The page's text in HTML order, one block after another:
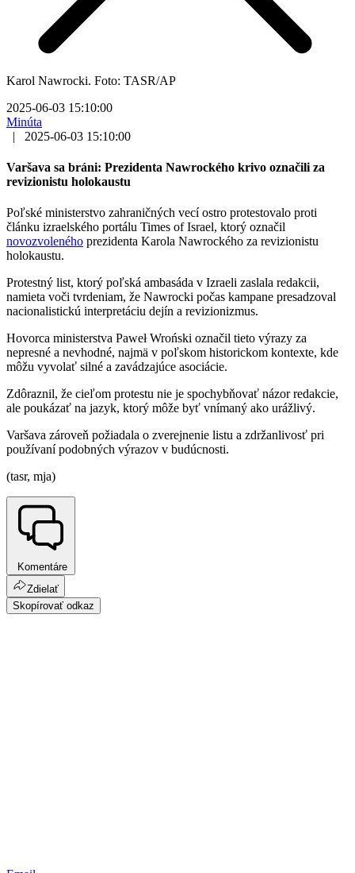
Karol Nawrocki. Foto: TASR/AP
2025-06-03 15:10:00
Minúta
|
2025-06-03 15:10:00
Varšava sa bráni: Prezidenta Nawrockého krivo označili za
revizionistu holokaustu
Poľské ministerstvo zahraničných vecí ostro protestovalo proti
článku izraelského portálu Times of Israel, ktorý označil
novozvoleného prezidenta Karola Nawrockého za revizionistu
holokaustu.
Protestný list, ktorý poľská ambasáda v Izraeli zaslala redakcii,
namieta voči tvrdeniam, že Nawrocki počas kampane presadzoval
nacionalistickú interpretáciu dejín a revizionizmus.
Hovorca ministerstva Paweł Wroński označil tieto výrazy za
nepresné a nevhodné, najmä v poľskom historickom kontexte, kde
môžu vyvolať silné a zavádzajúce asociácie.
Zdôraznil, že cieľom protestu nie je spochybňovať názor redakcie,
ale poukázať na jazyk, ktorý môže byť vnímaný ako urážlivý.
Varšava zároveň požiadala o zverejnenie listu a zdržanlivosť pri
používaní podobných výrazov v budúcnosti.
(tasr, mja)
Komentáre
Zdielať
Skopírovať odkaz